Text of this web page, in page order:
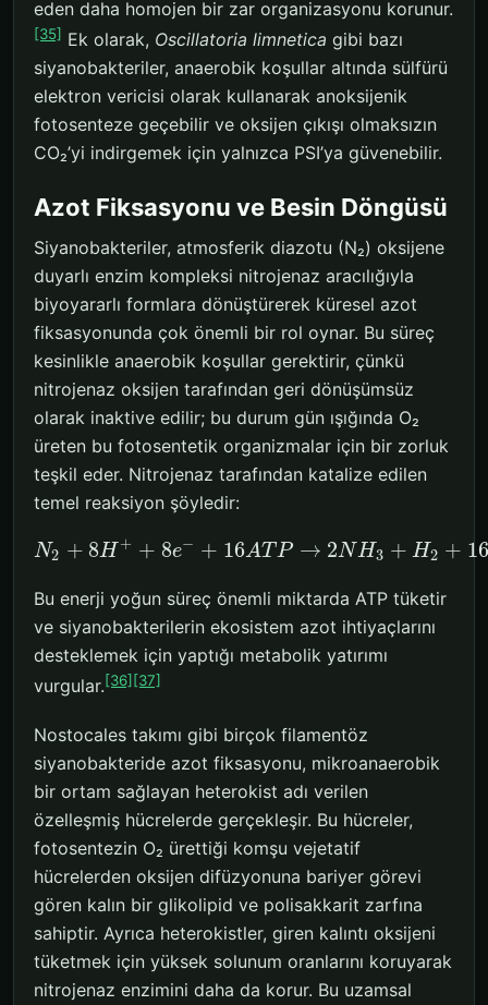
eden daha homojen bir zar organizasyonu korunur.
[35] Ek olarak, Oscillatoria limnetica gibi bazı
siyanobakteriler, anaerobik koşullar altında sülfürü
elektron vericisi olarak kullanarak anoksijenik
fotosenteze geçebilir ve oksijen çıkışı olmaksızın
CO₂’yi indirgemek için yalnızca PSI’ya güvenebilir.
Azot Fiksasyonu ve Besin Döngüsü
Siyanobakteriler, atmosferik diazotu (N₂) oksijene
duyarlı enzim kompleksi nitrojenaz aracılığıyla
biyoyararlı formlara dönüştürerek küresel azot
fiksasyonunda çok önemli bir rol oynar. Bu süreç
kesinlikle anaerobik koşullar gerektirir, çünkü
nitrojenaz oksijen tarafından geri dönüşümsüz
olarak inaktive edilir; bu durum gün ışığında O₂
üreten bu fotosentetik organizmalar için bir zorluk
teşkil eder. Nitrojenaz tarafından katalize edilen
temel reaksiyon şöyledir:
N2 + 8H + + 8e− + 16AT P → 2NH3 + H2 + 16
Bu enerji yoğun süreç önemli miktarda ATP tüketir
ve siyanobakterilerin ekosistem azot ihtiyaçlarını
desteklemek için yaptığı metabolik yatırımı
vurgular.[36] [37]
Nostocales takımı gibi birçok filamentöz
siyanobakteride azot fiksasyonu, mikroanaerobik
bir ortam sağlayan heterokist adı verilen
özelleşmiş hücrelerde gerçekleşir. Bu hücreler,
fotosentezin O₂ ürettiği komşu vejetatif
hücrelerden oksijen difüzyonuna bariyer görevi
gören kalın bir glikolipid ve polisakkarit zarfına
sahiptir. Ayrıca heterokistler, giren kalıntı oksijeni
tüketmek için yüksek solunum oranlarını koruyarak
nitrojenaz enzimini daha da korur. Bu uzamsal